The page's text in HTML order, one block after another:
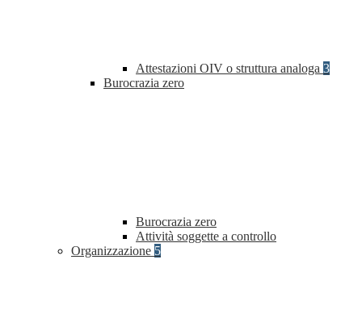
Attestazioni OIV o struttura analoga 3
Burocrazia zero
Burocrazia zero
Attività soggette a controllo
Organizzazione 5